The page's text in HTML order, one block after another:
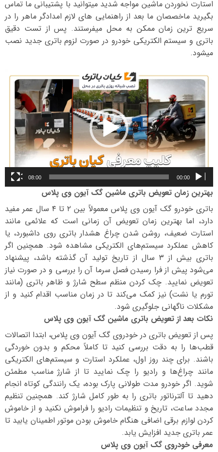
استارت نخوردن ماشین مواجه شدید میتوانید با پشتیبانی ما تماس
بگیرید ماخصصان ما بعد از راهنمایی های لازم امدادگر ماهر را در
سریع ترین زمان ممکن به محل میفرستند. پس از تست دقیق
باتری و سیستم الکتریکی خودرو در صورت لزوم باتری جدید نصب
میشود.
نمایشگر
ویدیو
00:00
08:00
بهترین زمان تعویض باتری ماشین گک آیون وی پلاس
باتری خودرو گک آیون وی پلاس معمولاً بین ۲ تا ۴ سال عمر مفید
دارد، اما بهترین زمان تعویض آن زمانی است که علائمی مانند
استارت ضعیف، روشن شدن چراغ هشدار باتری روی داشبورد، یا
کاهش عملکرد سیستم‌های الکتریکی مشاهده شود. همچنین اگر
باتری بیش از ۳ سال از تاریخ تولید آن گذشته باشد، پیشنهاد
می‌شود پیش از فرا رسیدن فصل سرما آن را بررسی و در صورت نیاز
تعویض نمایید. چک کردن منظم سطح شارژ و ظاهر باتری (مانند
تورم یا نشت) نیز کمک می‌کند تا در زمان مناسب اقدام کنید و از
مشکلات ناگهانی جلوگیری شود.
نکات بعد از تعویض باتری ماشین گک آیون وی پلاس
پس از تعویض باتری در خودروی گک آیون وی پلاس، ابتدا اتصالات
قطب‌ها را به دقت بررسی کنید تا کاملاً محکم و بدون خوردگی
باشند. برای چند روز اول، عملکرد استارت و سیستم‌های الکتریکی
مانند چراغ‌ها و رادیو را چک نمایید تا از شارژ مناسب مطمئن
شوید. اگر خودرو مدت طولانی پارک بوده، یک رانندگی کوتاه انجام
دهید تا آلترناتور باتری را به طور کامل شارژ کند. همچنین تنظیم
مجدد ساعت، تاریخ و تنظیمات رادیو را فراموش نکنید و از خاموش
کردن لوازم برقی اضافی هنگام خاموش بودن موتور اطمینان یابید تا
عمر باتری جدید افزایش یابد.
معرفی خودروی گک آیون وی پلاس